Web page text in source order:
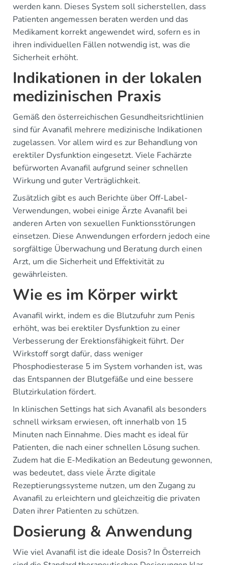
werden kann. Dieses System soll sicherstellen, dass
Patienten angemessen beraten werden und das
Medikament korrekt angewendet wird, sofern es in
ihren individuellen Fällen notwendig ist, was die
Sicherheit erhöht.
Indikationen in der lokalen
medizinischen Praxis
Gemäß den österreichischen Gesundheitsrichtlinien
sind für Avanafil mehrere medizinische Indikationen
zugelassen. Vor allem wird es zur Behandlung von
erektiler Dysfunktion eingesetzt. Viele Fachärzte
befürworten Avanafil aufgrund seiner schnellen
Wirkung und guter Verträglichkeit.
Zusätzlich gibt es auch Berichte über Off-Label-
Verwendungen, wobei einige Ärzte Avanafil bei
anderen Arten von sexuellen Funktionsstörungen
einsetzen. Diese Anwendungen erfordern jedoch eine
sorgfältige Überwachung und Beratung durch einen
Arzt, um die Sicherheit und Effektivität zu
gewährleisten.
Wie es im Körper wirkt
Avanafil wirkt, indem es die Blutzufuhr zum Penis
erhöht, was bei erektiler Dysfunktion zu einer
Verbesserung der Erektionsfähigkeit führt. Der
Wirkstoff sorgt dafür, dass weniger
Phosphodiesterase 5 im System vorhanden ist, was
das Entspannen der Blutgefäße und eine bessere
Blutzirkulation fördert.
In klinischen Settings hat sich Avanafil als besonders
schnell wirksam erwiesen, oft innerhalb von 15
Minuten nach Einnahme. Dies macht es ideal für
Patienten, die nach einer schnellen Lösung suchen.
Zudem hat die E-Medikation an Bedeutung gewonnen,
was bedeutet, dass viele Ärzte digitale
Rezeptierungssysteme nutzen, um den Zugang zu
Avanafil zu erleichtern und gleichzeitig die privaten
Daten ihrer Patienten zu schützen.
Dosierung & Anwendung
Wie viel Avanafil ist die ideale Dosis? In Österreich